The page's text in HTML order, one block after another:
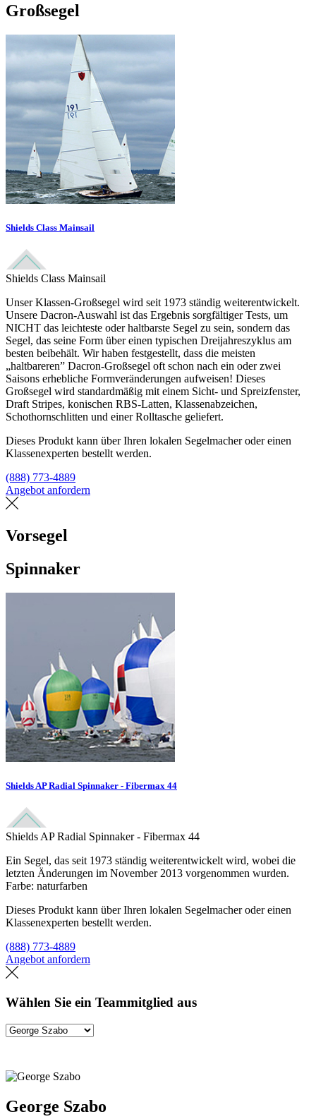
Großsegel
Shields Class Mainsail
Shields Class Mainsail
Unser Klassen-Großsegel wird seit 1973 ständig weiterentwickelt.
Unsere Dacron-Auswahl ist das Ergebnis sorgfältiger Tests, um
NICHT das leichteste oder haltbarste Segel zu sein, sondern das
Segel, das seine Form über einen typischen Dreijahreszyklus am
besten beibehält. Wir haben festgestellt, dass die meisten
„haltbareren” Dacron-Großsegel oft schon nach ein oder zwei
Saisons erhebliche Formveränderungen aufweisen! Dieses
Großsegel wird standardmäßig mit einem Sicht- und Spreizfenster,
Draft Stripes, konischen RBS-Latten, Klassenabzeichen,
Schothornschlitten und einer Rolltasche geliefert.
Dieses Produkt kann über Ihren lokalen Segelmacher oder einen
Klassenexperten bestellt werden.
(888) 773-4889
Angebot anfordern
Vorsegel
Spinnaker
Shields AP Radial Spinnaker - Fibermax 44
Shields AP Radial Spinnaker - Fibermax 44
Ein Segel, das seit 1973 ständig weiterentwickelt wird, wobei die
letzten Änderungen im November 2013 vorgenommen wurden.
Farbe: naturfarben
Dieses Produkt kann über Ihren lokalen Segelmacher oder einen
Klassenexperten bestellt werden.
(888) 773-4889
Angebot anfordern
Wählen Sie ein Teammitglied aus
George Szabo